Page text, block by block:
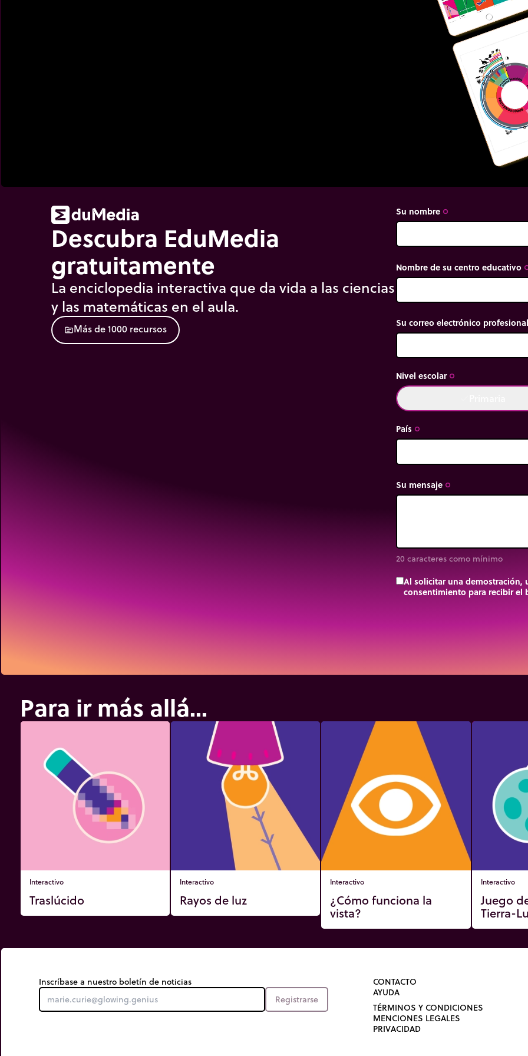
Descubra EduMedia
gratuitamente
La enciclopedia interactiva que da vida a las ciencias
y las matemáticas en el aula.
sourceMásde1000 recursos
Su nombre trip_origin
Nombre de su centro educativo
Su correo electrónico profesional
Nivel escolar trip_origin
País trip_origin
Su mensaje trip_origin
20 caracteres como mínimo
Al solicitar una demostración,
consentimiento para recibir el
Para ir más allá...
Interactivo
Traslúcido
Interactivo
Rayos de luz
Interactivo
¿Cómo funciona la
vista?
Interactivo
Juego
Tierra-
Inscríbase a nuestro boletín de noticias
Registrarse
CONTACTO
AYUDA
TÉRMINOS Y CONDICIONES
MENCIONES LEGALES
PRIVACIDAD